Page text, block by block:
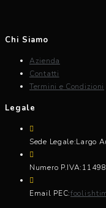
Chi Siamo
Azienda
Contatti
Termini e Condizioni
Legale
Sede Legale:Largo
Numero P.IVA:
Email PEC: